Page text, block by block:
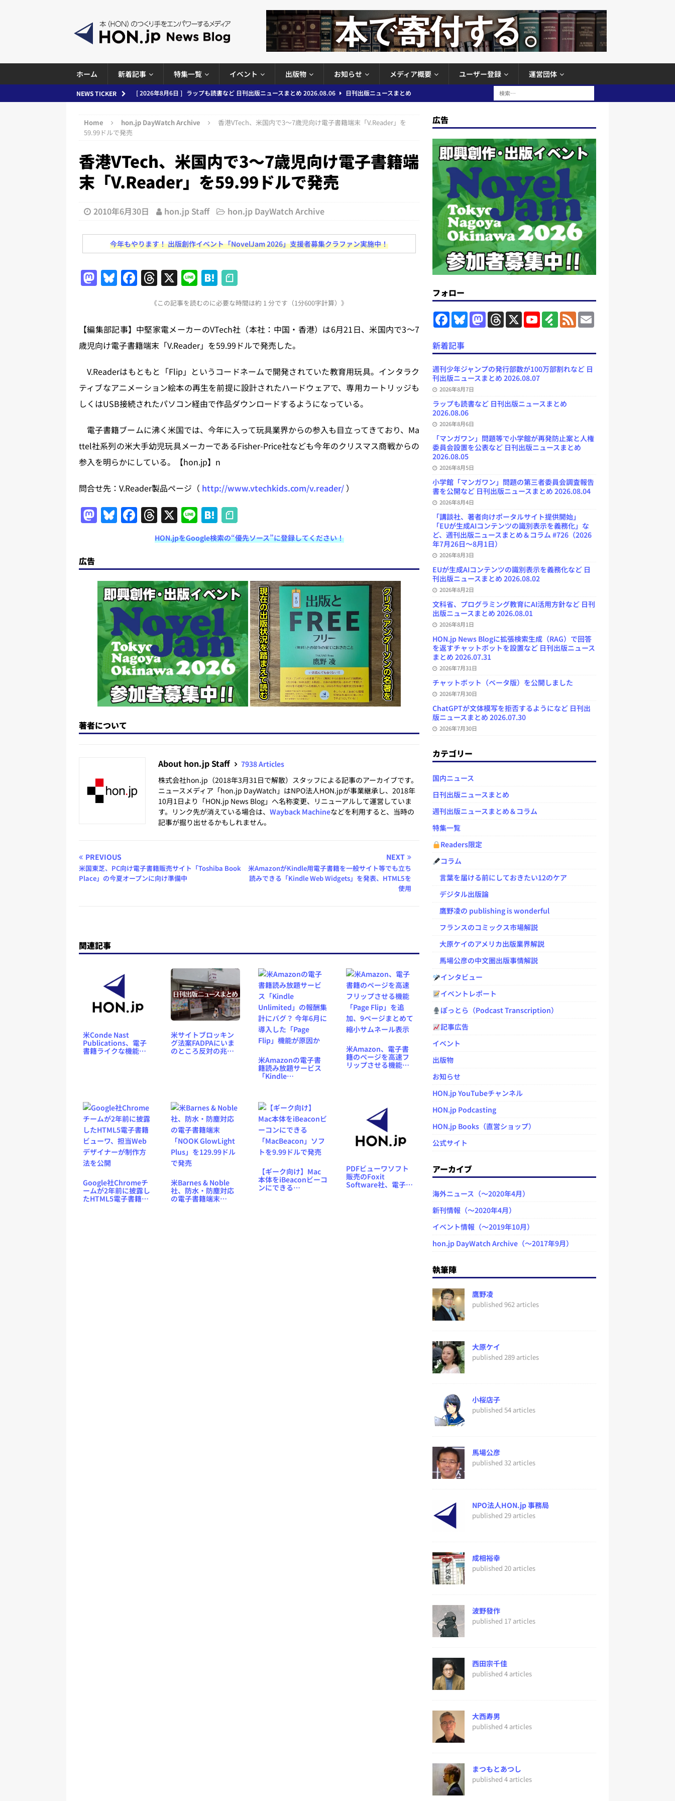
ホーム 新着記事 特集一覧 イベント 出版物 お知らせ メディア概要 ユーザー登録 運営団体
NEWS TICKER [ 2026年8月6日 ] ラップも読書など 日刊出版ニュースまとめ 2026.08.06
日刊出版ニュースまとめ
ースまとめ 2026.08.05
日刊出版ニュースまとめ
め 2026.08.04
日刊出版ニュースまとめ
[ 2026年8月3日 ] 「講談社、著者向けポータルサイト提供開始」「EUが生成AIコンテンツの識別表示を義
とめ＆コラム
日刊出版ニュースまとめ
日刊出版ニュースまとめ
[ 2026年7月30日 ] チャットボット（ベータ版）を公開しました
お知らせ
[ 2026年7月30日 ] ChatGPTが文体模写を拒否するようになど 日刊出版ニュースまとめ 2026.07.30
刊出版ニュースまとめ
[ 2026年8月7日 ]
週刊少年ジャンプの発行部数が100万部割れなど 日刊出版ニュースまとめ 2026.08.07
日刊出版ニュースまとめ
Home hon.jp DayWatch Archive
香港VTech、米国内で3〜7歳児向け電子書籍端末「V.Reader」を
59.99ドルで発売
香港VTech、米国内で3〜7歳児向け電子書籍端
末「V.Reader」を59.99ドルで発売
2010年6月30日 hon.jp Staff hon.jp DayWatch Archive
今年もやります！ 出版創作イベント「NovelJam 2026」支援者募集クラファン実施中！
M
o
d
n
Bl
s
k
F
e
b
o
k
T
re
a
d
X Li
n
e
H
at
e
n
a
《この記事を読むのに必要な時間は約 1 分です（1分600字計算）》
【編集部記事】中堅家電メーカーのVTech社（本社：中国・香港）は6月21日、米国内で3〜7
歳児向け電子書籍端末「V.Reader」を59.99ドルで発売した。
V.Readerはもともと「Flip」というコードネームで開発されていた教育用玩具。インタラク
ティブなアニメーション絵本の再生を前提に設計されたハードウェアで、専用カートリッジも
しくはUSB接続されたパソコン経由で作品ダウンロードするようになっている。
電子書籍ブームに沸く米国では、今年に入って玩具業界からの参入も目立ってきており、Ma
ttel社系列の米大手幼児玩具メーカーであるFisher-Price社なども今年のクリスマス商戦からの
参入を明らかにしている。【hon.jp】n
問合せ先：V.Reader製品ページ（ http://www.vtechkids.com/v.reader/ ）
M
a
o
d
o
n
Bl
u
s
k
y
F
a
e
b
o
o
k
T
h
re
a
d
s
X Li
n
e
H
at
e
n
a
HON.jpをGoogle検索の“優先ソース”に登録してください！
広告
著者について
About hon.jp Staff
7938 Articles
株式会社hon.jp（2018年3月31日で解散）スタッフによる記事のアーカイブです。
ニュースメディア「hon.jp DayWatch」はNPO法人HON.jpが事業継承し、2018年
10月1日より「HON.jp News Blog」へ名称変更、リニューアルして運営していま
す。リンク先が消えている場合は、 Wayback Machineなどを利用すると、当時の
記事が掘り出せるかもしれません。
PREVIOUS
米国東芝、PC向け電子書籍販売サイト「Toshiba Book
Place」の今夏オープンに向け準備中
NEXT
米AmazonがKindle用電子書籍を一般サイト等でも立ち
読みできる「Kindle Web Widgets」を発表、HTML5を
使用
関連記事
米Conde Nast
Publications、電子
書籍ライクな機能を
米サイトブロッキン
グ法案FADPAにいま
のところ反対の兆候
米Amazonの電子書
籍読み放題サービス
「Kindle
導入した「Page
Flip」機能が原因か
米Amazon、電子書
籍のページを高速フ
リップさせる機能
Google社Chromeチ
ームが2年前に披露し
たHTML5電子書籍ビ
米Barnes & Noble
社、防水・防塵対応
の電子書籍端末
【ギーク向け】Mac
本体をiBeaconビーコ
ンにできる
PDFビューワソフト
販売のFoxit
Software社、電子ペ
広告
フォロー
F
a
e
b
o
o
k
B
l
k
M
a
d
o
n
T
h
d
s
X
Y
o
b
e
C
n
F
e
y
F
e
E
m
新着記事
週刊少年ジャンプの発行部数が100万部割れなど 日
刊出版ニュースまとめ 2026.08.07
2026年8月7日
ラップも読書など 日刊出版ニュースまとめ
2026.08.06
2026年8月6日
「マンガワン」問題等で小学館が再発防止案と人権
委員会設置を公表など 日刊出版ニュースまとめ
2026.08.05
2026年8月5日
小学館「マンガワン」問題の第三者委員会調査報告
書を公開など 日刊出版ニュースまとめ 2026.08.04
2026年8月4日
「講談社、著者向けポータルサイト提供開始」
「EUが生成AIコンテンツの識別表示を義務化」な
ど、週刊出版ニュースまとめ＆コラム #726（2026
年7月26日～8月1日）
2026年8月3日
EUが生成AIコンテンツの識別表示を義務化など 日
刊出版ニュースまとめ 2026.08.02
2026年8月2日
文科省、プログラミング教育にAI活用方針など 日刊
出版ニュースまとめ 2026.08.01
2026年8月1日
HON.jp News Blogに拡張検索生成（RAG）で回答
を返すチャットボットを設置など 日刊出版ニュース
まとめ 2026.07.31
2026年7月31日
チャットボット（ベータ版）を公開しました
2026年7月30日
ChatGPTが文体模写を拒否するようになど 日刊出
版ニュースまとめ 2026.07.30
2026年7月30日
カテゴリー
国内ニュース
日刊出版ニュースまとめ
週刊出版ニュースまとめ＆コラム
特集一覧
Readers限定
コラム
言葉を届ける前にしておきたい12のケア
デジタル出版論
鷹野凌の publishing is wonderful
フランスのコミックス市場解説
大原ケイのアメリカ出版業界解説
馬場公彦の中文圏出版事情解説
インタビュー
イベントレポート
ぽっとら（Podcast Transcription）
記事広告
イベント
出版物
お知らせ
HON.jp YouTubeチャンネル
HON.jp Podcasting
HON.jp Books（直営ショップ）
公式サイト
アーカイブ
海外ニュース（～2020年4月）
新刊情報（～2020年4月）
イベント情報（～2019年10月）
hon.jp DayWatch Archive（～2017年9月）
執筆陣
鷹野凌
published 962 articles
大原ケイ
published 289 articles
小桜店子
published 54 articles
馬場公彦
published 32 articles
NPO法人HON.jp 事務局
published 29 articles
成相裕幸
published 20 articles
波野發作
published 17 articles
西田宗千佳
published 4 articles
大西寿男
published 4 articles
まつもとあつし
published 4 articles